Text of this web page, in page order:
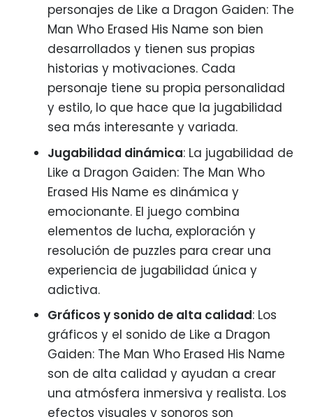
personajes de Like a Dragon Gaiden: The
Man Who Erased His Name son bien
desarrollados y tienen sus propias
historias y motivaciones. Cada
personaje tiene su propia personalidad
y estilo, lo que hace que la jugabilidad
sea más interesante y variada.
Jugabilidad dinámica: La jugabilidad de
Like a Dragon Gaiden: The Man Who
Erased His Name es dinámica y
emocionante. El juego combina
elementos de lucha, exploración y
resolución de puzzles para crear una
experiencia de jugabilidad única y
adictiva.
Gráficos y sonido de alta calidad: Los
gráficos y el sonido de Like a Dragon
Gaiden: The Man Who Erased His Name
son de alta calidad y ayudan a crear
una atmósfera inmersiva y realista. Los
efectos visuales y sonoros son